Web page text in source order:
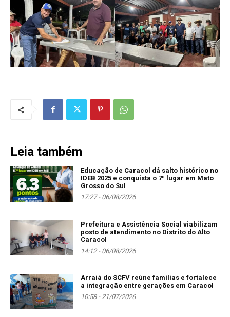
Leia também
Educação de Caracol dá salto histórico no
IDEB 2025 e conquista o 7º lugar em Mato
Grosso do Sul
17:27 - 06/08/2026
Prefeitura e Assistência Social viabilizam
posto de atendimento no Distrito do Alto
Caracol
14:12 - 06/08/2026
Arraiá do SCFV reúne famílias e fortalece
a integração entre gerações em Caracol
10:58 - 21/07/2026